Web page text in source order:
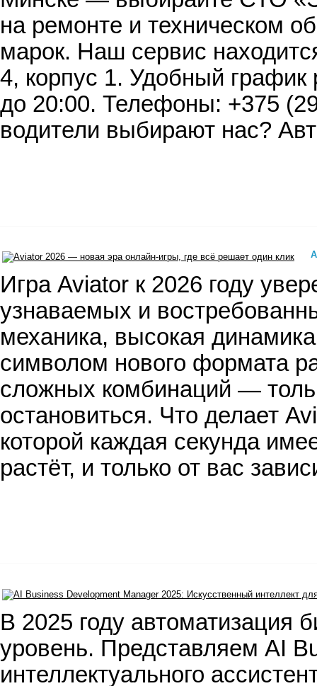
на ремонте и техническом
марок. Наш сервис
4, корпус 1. Удобный график
до 20:00. Телефоны: +375
водители выбирают нас?
Игра Aviator к 2026 году
узнаваемых и
механика, высокая
символом нового формата
сложных комбинаций —
остановиться. Что делает
которой каждая секунда
растёт, и только от вас
В 2025 году автоматизация
уровень. Представляем AI
интеллектуального